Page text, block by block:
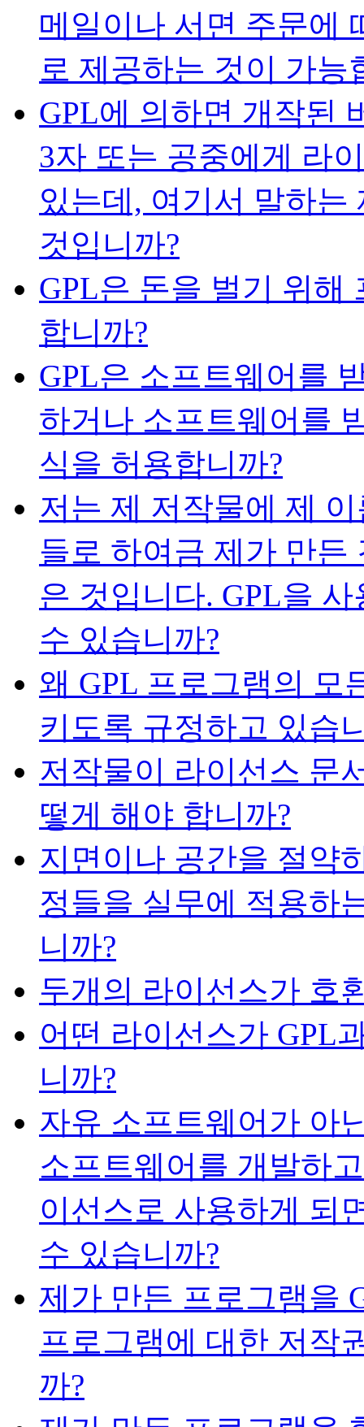
메일이나 서면 주문에
로 제공하는 것이 가능
GPL에 의하면 개작된
3자 또는 공중에게 라
있는데, 여기서 말하는
것입니까?
GPL은 돈을 벌기 위해
합니까?
GPL은 소프트웨어를
하거나 소프트웨어를
식을 허용합니까?
저는 제 저작물에 제
들로 하여금 제가 만든
은 것입니다. GPL을
수 있습니까?
왜 GPL 프로그램의 모
키도록 규정하고 있습
저작물이 라이선스 문
떻게 해야 합니까?
지면이나 공간을 절약
정들을 실무에 적용하
니까?
두개의 라이선스가 호
어떤 라이선스가 GPL
니까?
자유 소프트웨어가 아
소프트웨어를 개발하
이선스로 사용하게 되
수 있습니까?
제가 만든 프로그램을
프로그램에 대한 저작
까?